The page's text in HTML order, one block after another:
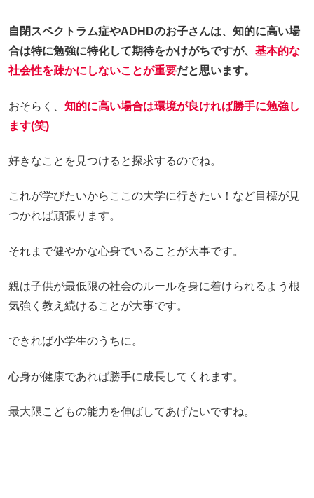
自閉スペクトラム症やADHDのお子さんは、知的に高い場
合は特に勉強に特化して期待をかけがちですが、 基本的な
社会性を疎かにしないことが重要だと思います。
おそらく、 知的に高い場合は環境が良ければ勝手に勉強し
ます(笑)
好きなことを見つけると探求するのでね。
これが学びたいからここの大学に行きたい！など目標が見
つかれば頑張ります。
それまで健やかな心身でいることが大事です。
親は子供が最低限の社会のルールを身に着けられるよう根
気強く教え続けることが大事です。
できれば小学生のうちに。
心身が健康であれば勝手に成長してくれます。
最大限こどもの能力を伸ばしてあげたいですね。